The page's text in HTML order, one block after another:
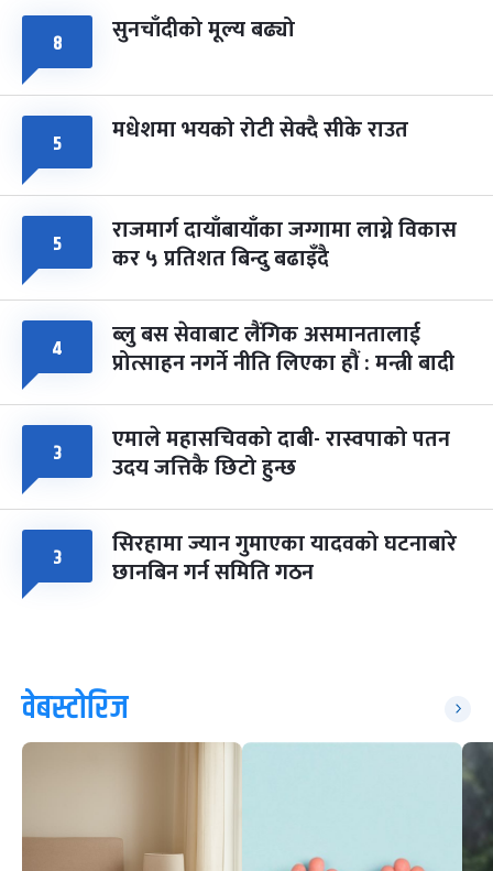
८ सुनचाँदीको मूल्य बढ्यो
५ मधेशमा भयको रोटी सेक्दै सीके राउत
५ राजमार्ग दायाँबायाँका जग्गामा लाग्ने विकास
कर ५ प्रतिशत बिन्दु बढाइँदै
४ ब्लु बस सेवाबाट लैंगिक असमानतालाई
प्रोत्साहन नगर्ने नीति लिएका हौं : मन्त्री बादी
३ एमाले महासचिवको दाबी- रास्वपाको पतन
उदय जत्तिकै छिटो हुन्छ
३ सिरहामा ज्यान गुमाएका यादवको घटनाबारे
छानबिन गर्न समिति गठन
वेबस्टोरिज